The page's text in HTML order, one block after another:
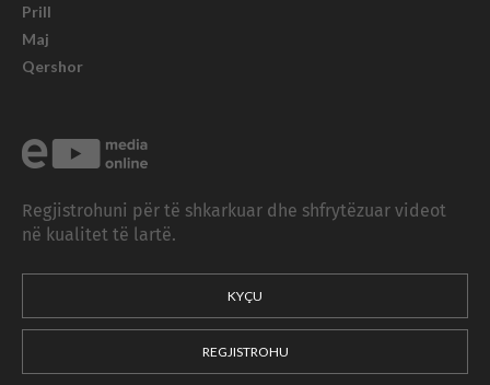
Prill
Maj
Qershor
Regjistrohuni për të shkarkuar dhe shfrytëzuar videot
në kualitet të lartë.
KYÇU
REGJISTROHU